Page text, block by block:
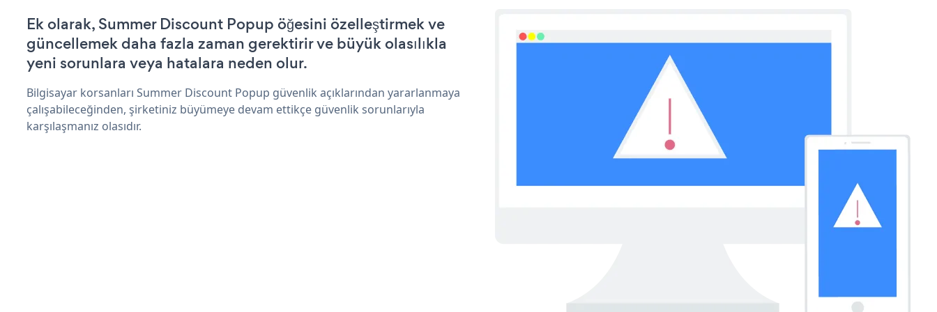
Ek olarak, Summer Discount Popup öğesini özelleştirmek ve
güncellemek daha fazla zaman gerektirir ve büyük olasılıkla
yeni sorunlara veya hatalara neden olur.
Bilgisayar korsanları Summer Discount Popup güvenlik açıklarından yararlanmaya
çalışabileceğinden, şirketiniz büyümeye devam ettikçe güvenlik sorunlarıyla
karşılaşmanız olasıdır.